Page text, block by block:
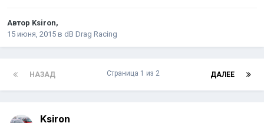
Автор Ksiron,
15 июня, 2015 в dB Drag Racing
НАЗАД ДАЛЕЕ
Страница 1 из 2
Ksiron